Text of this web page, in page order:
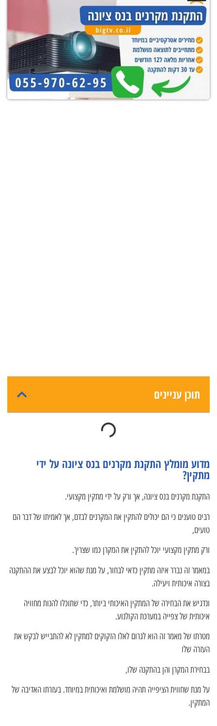
תוכן עניינים
מדוע מומלץ התקנת מקרנים בנס ציונה על ידי
מתקין?
התקנת מקרנים בנס ציונה, אך ורק על ידי מתקין מקצועי.
רבים טוענים כי הם יכולים להתקין את המקרנים לבדם, אך לאמיתו של דבר הם
טועים,
ורק מתקין מקצועי יוכל להתקין את המקרן כמו שצריך.
במאמר זה נברר איזה מתקין כדאי לבחור, על מנת שהוא יוכל לבצע את ההתקנה
בצורה איכותית ויעילה.
ונדגיש את הבחירה של המתקין האיכותי ביותר, כדי שתוכלו להנות מחוויה
איכותית של צפייה במערכת הקולנוע.
מטרתו של מאמר זה הוא לגרום לאלו הזקוקים למתקין לא להתבייש לבקש את
העזרה שלו
בבחירת המקרן והן בהתקנה שלו,
על מנת שחווית הציפייה תהיה מושלמת ואיכותית במיוחד. בעזרתו האדיבה של
המתקין.